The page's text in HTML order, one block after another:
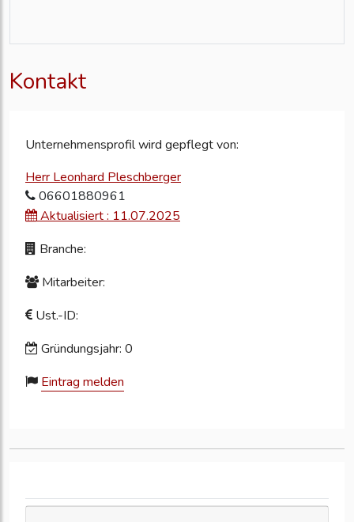
Kontakt
Unternehmensprofil wird gepflegt von:
Herr Leonhard Pleschberger
06601880961
Aktualisiert : 11.07.2025
Branche:
Mitarbeiter:
Ust.-ID:
Gründungsjahr: 0
Eintrag melden